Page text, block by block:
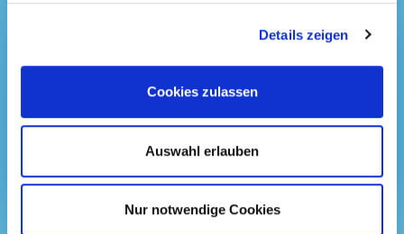
Details zeigen
Cookies zulassen
Auswahl erlauben
Nur notwendige Cookies
Auf der offiziellen Webseite von Messe Bozen
finden Sie weiterführende Infos zu allen
unseren Projekten.